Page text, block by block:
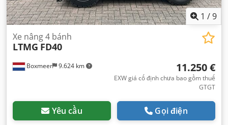
1 /9
Boxmeer 9.624 km
Xe nâng 4 bánh
LTMG FD40
11.250 €
EXW giá cố định chưa bao gồm thuế
GTGT
Yêu cầu Gọi điện